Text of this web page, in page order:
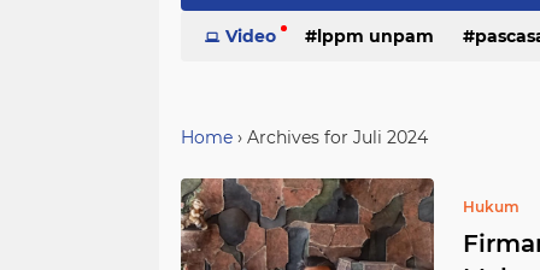
Indeks (86) (71) (39)
(2)
Video lppm unpam
gereja amin jemaat tangerang raya
Home › Archives for Juli 2024
Hukum